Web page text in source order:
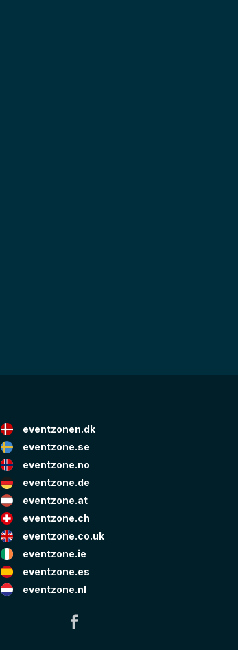
eventzonen.dk
eventzone.se
eventzone.no
eventzone.de
eventzone.at
eventzone.ch
eventzone.co.uk
eventzone.ie
eventzone.es
eventzone.nl